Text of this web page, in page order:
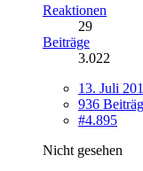
Reaktionen
29
Beiträge
3.022
13. Juli
936
#4.895
Nicht gesehen